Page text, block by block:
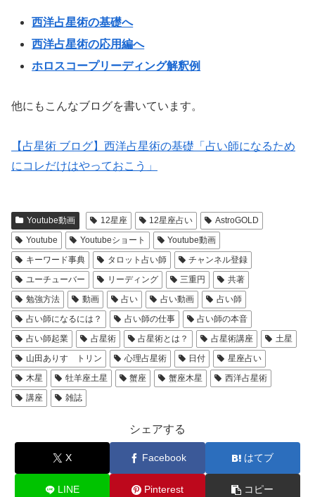
西洋占星術の基礎へ
西洋占星術の応用編へ
ホロスコープリーディング解釈例
他にもこんなブログを書いています。
【占星術 ブログ】西洋占星術の基礎「占い師になるため
にコレだけはやっておこう」
Youtube動画 12星座 12星座占い
AstroGOLD
Youtube
Youtubeショート
Youtube動画
キーワード事典
タロット占い師
チャンネル登録
ユーチューバー
リーディング 三重円
共著
勉強方法
動画 占い 占い動画
占い師
占い師になるには？
占い師の仕事
占い師の本音
占い師起業
占星術 占星術とは？ 占星術講座
土星
山田ありす トリン
心理占星術 日付
星座占い
木星
牡羊座土星 蟹座 蟹座木星
西洋占星術
講座
雑誌
シェアする
X Facebook はてブ
LINE Pinterest コピー